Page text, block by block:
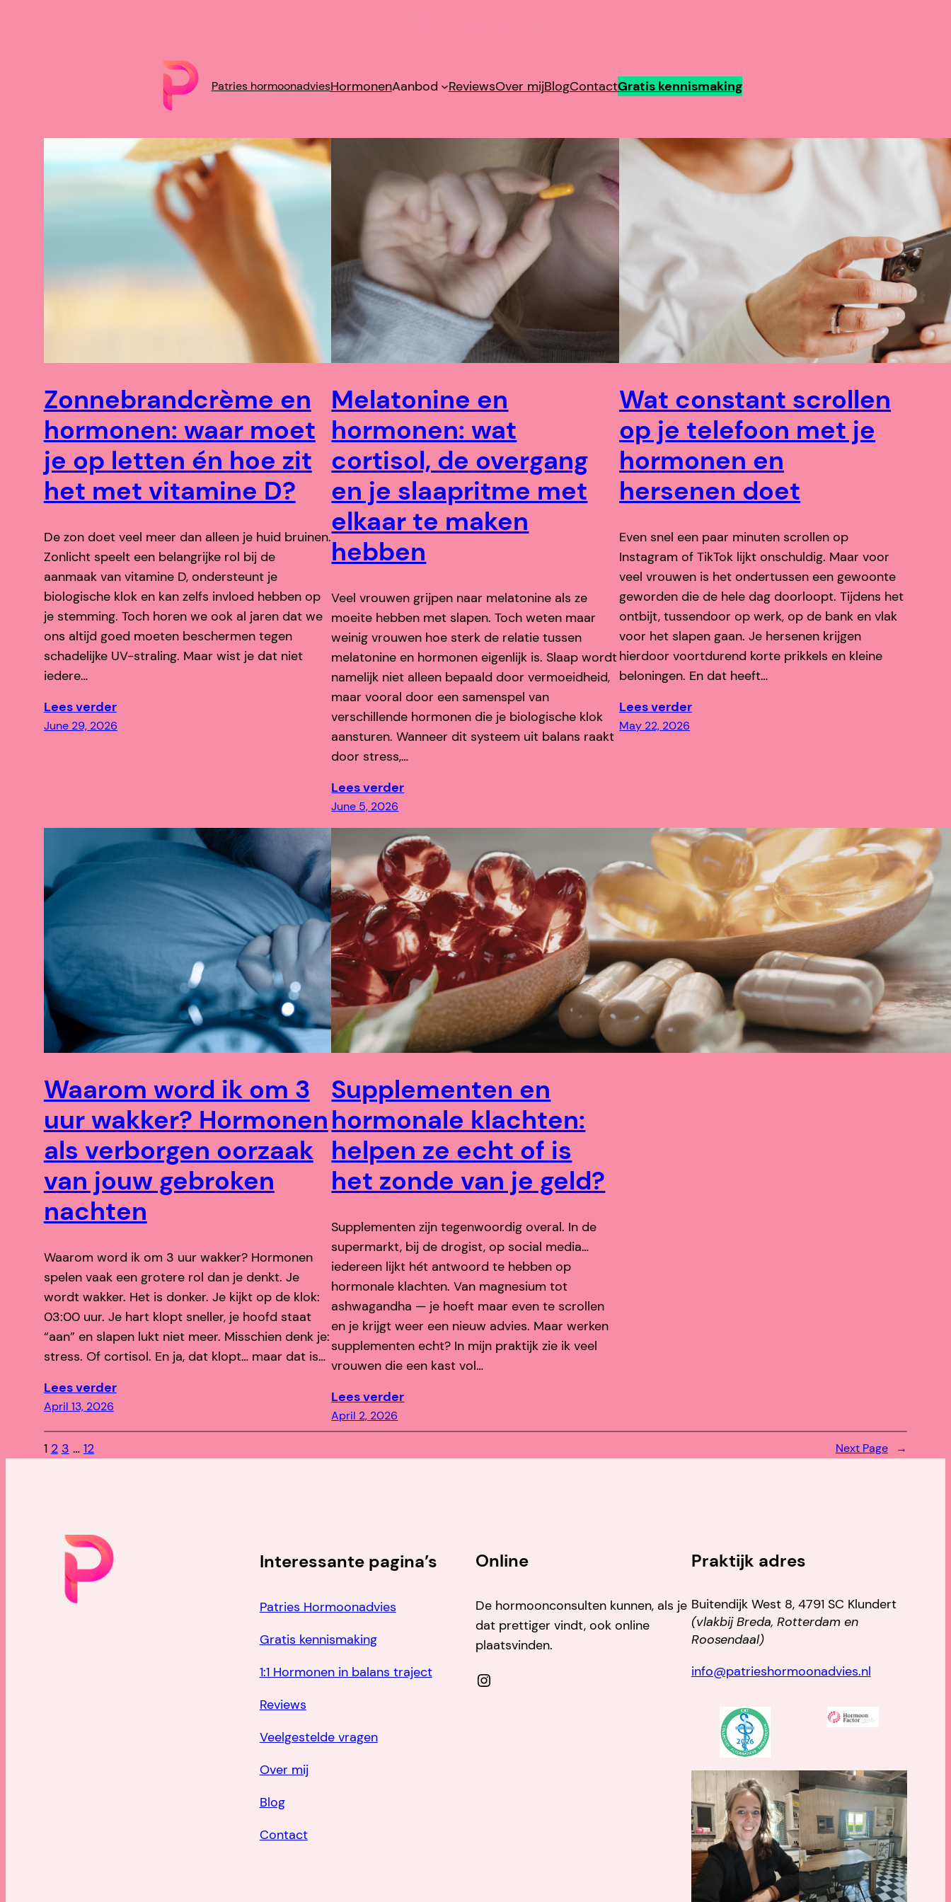
Patries hormoonadviesHormonenAanbod ReviewsOver mijBlogContactGratis kennismaking
Zonnebrandcrème en
hormonen: waar moet
je op letten én hoe zit
het met vitamine D?
De zon doet veel meer dan alleen je huid bruinen.
Zonlicht speelt een belangrijke rol bij de
aanmaak van vitamine D, ondersteunt je
biologische klok en kan zelfs invloed hebben op
je stemming. Toch horen we ook al jaren dat we
ons altijd goed moeten beschermen tegen
schadelijke UV-straling. Maar wist je dat niet
iedere…
Lees verder
June 29, 2026
Melatonine en
hormonen: wat
cortisol, de overgang
en je slaapritme met
elkaar te maken
hebben
Veel vrouwen grijpen naar melatonine als ze
moeite hebben met slapen. Toch weten maar
weinig vrouwen hoe sterk de relatie tussen
melatonine en hormonen eigenlijk is. Slaap wordt
namelijk niet alleen bepaald door vermoeidheid,
maar vooral door een samenspel van
verschillende hormonen die je biologische klok
aansturen. Wanneer dit systeem uit balans raakt
door stress,…
Lees verder
June 5, 2026
Wat constant scrollen
op je telefoon met je
hormonen en
hersenen doet
Even snel een paar minuten scrollen op
Instagram of TikTok lijkt onschuldig. Maar voor
veel vrouwen is het ondertussen een gewoonte
geworden die de hele dag doorloopt. Tijdens het
ontbijt, tussendoor op werk, op de bank en vlak
voor het slapen gaan. Je hersenen krijgen
hierdoor voortdurend korte prikkels en kleine
beloningen. En dat heeft…
Lees verder
May 22, 2026
Waarom word ik om 3
uur wakker? Hormonen
als verborgen oorzaak
van jouw gebroken
nachten
Waarom word ik om 3 uur wakker? Hormonen
spelen vaak een grotere rol dan je denkt. Je
wordt wakker. Het is donker. Je kijkt op de klok:
03:00 uur. Je hart klopt sneller, je hoofd staat
“aan” en slapen lukt niet meer. Misschien denk je:
stress. Of cortisol. En ja, dat klopt… maar dat is…
Lees verder
April 13, 2026
Supplementen en
hormonale klachten:
helpen ze echt of is
het zonde van je geld?
Supplementen zijn tegenwoordig overal. In de
supermarkt, bij de drogist, op social media…
iedereen lijkt hét antwoord te hebben op
hormonale klachten. Van magnesium tot
ashwagandha — je hoeft maar even te scrollen
en je krijgt weer een nieuw advies. Maar werken
supplementen echt? In mijn praktijk zie ik veel
vrouwen die een kast vol…
Lees verder
April 2, 2026
1 2 3 … 12 Next Page →
Interessante pagina’s
Patries Hormoonadvies
Gratis kennismaking
1:1 Hormonen in balans traject
Reviews
Veelgestelde vragen
Over mij
Blog
Contact
Online
De hormoonconsulten kunnen, als je
dat prettiger vindt, ook online
plaatsvinden.
Instagram
Praktijk adres
Buitendijk West 8, 4791 SC Klundert
(vlakbij Breda, Rotterdam en
Roosendaal)
info@patrieshormoonadvies.nl